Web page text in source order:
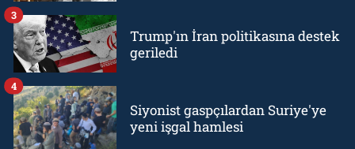
Trump'ın İran politikasına destek
geriledi
3
Siyonist gaspçılardan Suriye'ye
yeni işgal hamlesi
4